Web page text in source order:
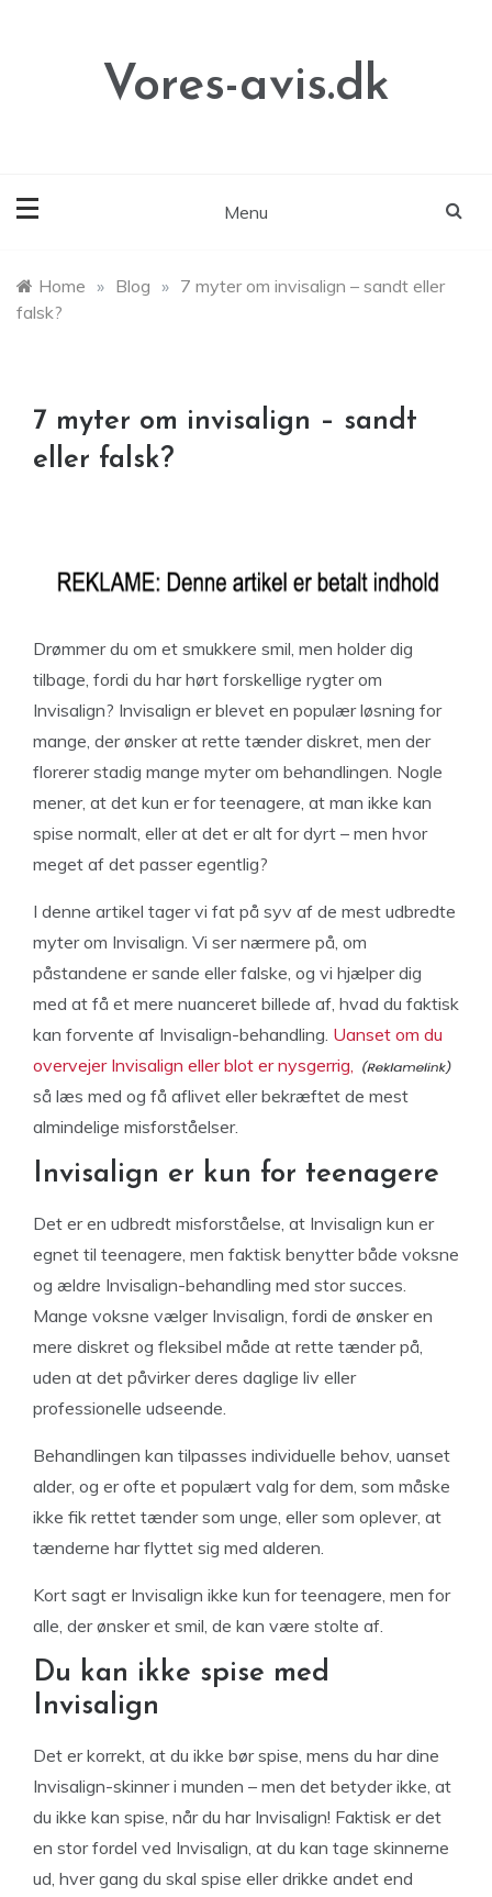
Vores-avis.dk
Menu
Home » Blog » 7 myter om invisalign – sandt eller
falsk?
7 myter om invisalign – sandt
eller falsk?
Drømmer du om et smukkere smil, men holder dig
tilbage, fordi du har hørt forskellige rygter om
Invisalign? Invisalign er blevet en populær løsning for
mange, der ønsker at rette tænder diskret, men der
florerer stadig mange myter om behandlingen. Nogle
mener, at det kun er for teenagere, at man ikke kan
spise normalt, eller at det er alt for dyrt – men hvor
meget af det passer egentlig?
I denne artikel tager vi fat på syv af de mest udbredte
myter om Invisalign. Vi ser nærmere på, om
påstandene er sande eller falske, og vi hjælper dig
med at få et mere nuanceret billede af, hvad du faktisk
kan forvente af Invisalign-behandling. Uanset om du
overvejer Invisalign eller blot er nysgerrig,
så læs med og få aflivet eller bekræftet de mest
almindelige misforståelser.
Invisalign er kun for teenagere
Det er en udbredt misforståelse, at Invisalign kun er
egnet til teenagere, men faktisk benytter både voksne
og ældre Invisalign-behandling med stor succes.
Mange voksne vælger Invisalign, fordi de ønsker en
mere diskret og fleksibel måde at rette tænder på,
uden at det påvirker deres daglige liv eller
professionelle udseende.
Behandlingen kan tilpasses individuelle behov, uanset
alder, og er ofte et populært valg for dem, som måske
ikke fik rettet tænder som unge, eller som oplever, at
tænderne har flyttet sig med alderen.
Kort sagt er Invisalign ikke kun for teenagere, men for
alle, der ønsker et smil, de kan være stolte af.
Du kan ikke spise med
Invisalign
Det er korrekt, at du ikke bør spise, mens du har dine
Invisalign-skinner i munden – men det betyder ikke, at
du ikke kan spise, når du har Invisalign! Faktisk er det
en stor fordel ved Invisalign, at du kan tage skinnerne
ud, hver gang du skal spise eller drikke andet end